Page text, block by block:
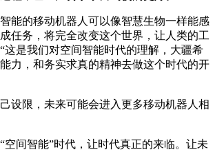
能的移动机器人可以像智慧生物一样能感
任务，将完全改变这个世界，让人类的工
这是我们对空间智能时代的理解，大疆希
力，和务实求真的精神去做这个时代的开
设限，未来可能会进入更多移动机器人相
空间智能”时代，让时代真正的来临。让未